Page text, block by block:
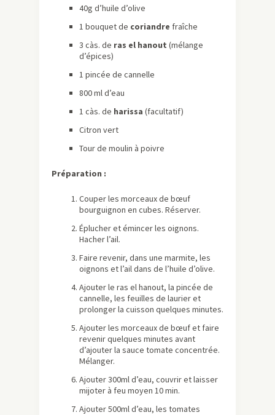
40g d’huile d’olive
1 bouquet de coriandre fraîche
3 càs. de ras el hanout (mélange
d’épices)
1 pincée de cannelle
800 ml d’eau
1 càs. de harissa (facultatif)
Citron vert
Tour de moulin à poivre
Préparation :
Couper les morceaux de bœuf
bourguignon en cubes. Réserver.
Éplucher et émincer les oignons.
Hacher l’ail.
Faire revenir, dans une marmite, les
oignons et l’ail dans de l’huile d’olive.
Ajouter le ras el hanout, la pincée de
cannelle, les feuilles de laurier et
prolonger la cuisson quelques minutes.
Ajouter les morceaux de bœuf et faire
revenir quelques minutes avant
d’ajouter la sauce tomate concentrée.
Mélanger.
Ajouter 300ml d’eau, couvrir et laisser
mijoter à feu moyen 10 min.
Ajouter 500ml d’eau, les tomates